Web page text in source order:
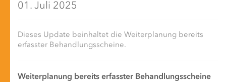
01. Juli 2025
Dieses Update beinhaltet die Weiterplanung bereits
erfasster Behandlungsscheine.
Weiterplanung bereits erfasster Behandlungsscheine